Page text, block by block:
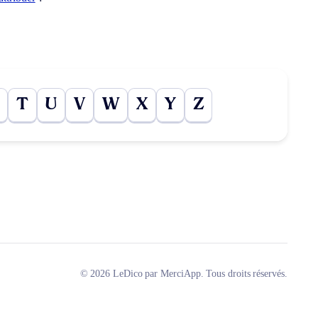
T U V W X Y Z
© 2026 LeDico par MerciApp. Tous droits réservés.